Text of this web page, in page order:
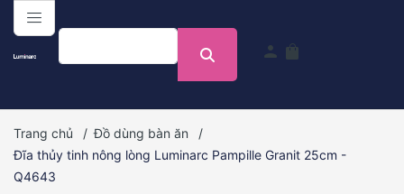
menu
person shopping_bag
Trang chủ / Đồ dùng bàn ăn
/
Đĩa thủy tinh nông lòng Luminarc Pampille Granit 25cm -
Q4643